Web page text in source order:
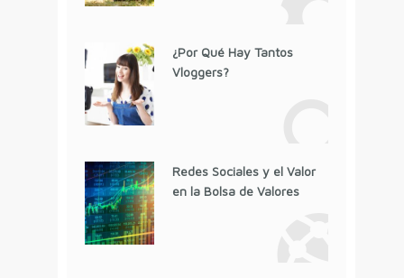
¿Por Qué Hay Tantos
Vloggers?
Redes Sociales y el Valor
en la Bolsa de Valores